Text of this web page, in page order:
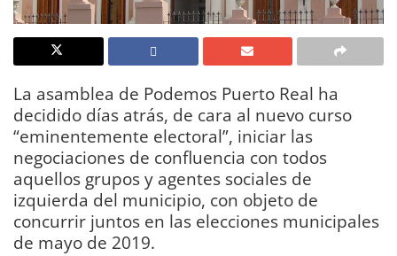
La asamblea de Podemos Puerto Real ha
decidido días atrás, de cara al nuevo curso
“eminentemente electoral”, iniciar las
negociaciones de confluencia con todos
aquellos grupos y agentes sociales de
izquierda del municipio, con objeto de
concurrir juntos en las elecciones municipales
de mayo de 2019.